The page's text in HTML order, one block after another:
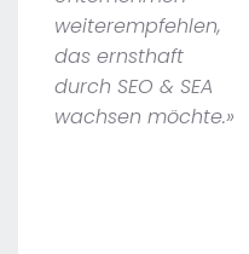
weiterempfehlen,
das ernsthaft
durch SEO & SEA
wachsen möchte.»